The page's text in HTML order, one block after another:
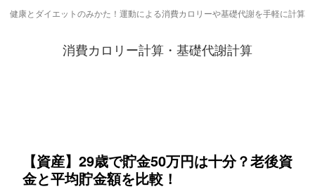
健康とダイエットのみかた！運動による消費カロリーや基礎代謝を手軽に計算
消費カロリー計算・基礎代謝計算
【資産】29歳で貯金50万円は十分？老後資
金と平均貯金額を比較！